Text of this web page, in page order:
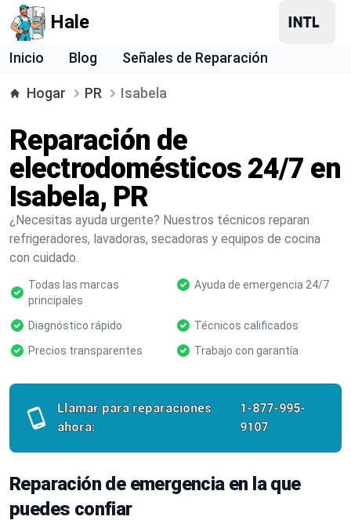
Hale
Inicio Blog Señales de Reparación
Hogar PR Isabela
Reparación de
electrodomésticos 24/7 en
Isabela, PR
¿Necesitas ayuda urgente? Nuestros técnicos reparan
refrigeradores, lavadoras, secadoras y equipos de cocina
con cuidado.
Todas las marcas
principales
Ayuda de emergencia 24/7
Diagnóstico rápido
Técnicos calificados
Precios transparentes
Trabajo con garantía
Llamar para reparaciones
ahora:
1-877-995-
9107
Reparación de emergencia en la que
puedes confiar